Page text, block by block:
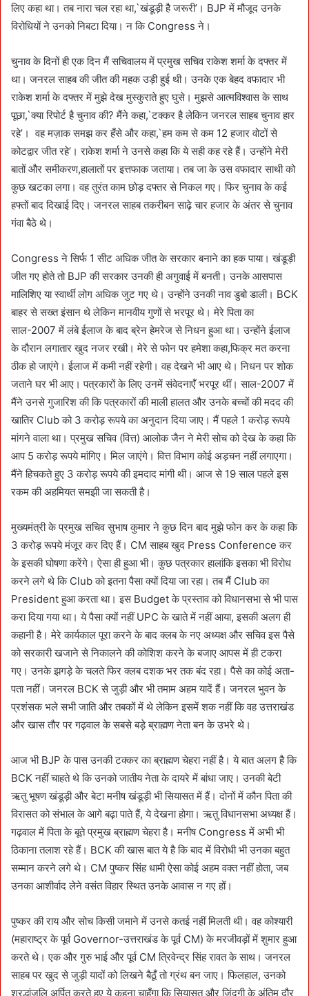
लिए कहा था। तब नारा चल रहा था,`खंडूड़ी है जरूरी’। BJP में मौजूद उनके
विरोधियों ने उनको निबटा दिया। न कि Congress ने।
चुनाव के दिनों ही एक दिन मैं सचिवालय में प्रमुख सचिव राकेश शर्मा के दफ्तर में
था। जनरल साहब की जीत की महक उड़ी हुई थी। उनके एक बेहद वफादार भी
राकेश शर्मा के दफ्तर में मुझे देख मुस्कुराते हुए घुसे। मुझसे आत्मविश्वास के साथ
पूछा,`क्या रिपोर्ट है चुनाव की? मैंने कहा,`टक्कर है लेकिन जनरल साहब चुनाव हार
रहे’। वह मज़ाक समझ कर हँसे और कहा,`हम कम से कम 12 हजार वोटों से
कोटद्वार जीत रहे’। राकेश शर्मा ने उनसे कहा कि ये सही कह रहे हैं। उन्होंने मेरी
बातों और समीकरण,हालातों पर इत्तफाक जताया। तब जा के उस वफादार साथी को
कुछ खटका लगा। वह तुरंत काम छोड़ दफ्तर से निकल गए। फिर चुनाव के कई
हफ्तों बाद दिखाई दिए। जनरल साहब तकरीबन साढ़े चार हजार के अंतर से चुनाव
गंवा बैठे थे।
Congress ने सिर्फ 1 सीट अधिक जीत के सरकार बनाने का हक पाया। खंडूड़ी
जीत गए होते तो BJP की सरकार उनकी ही अगुवाई में बनती। उनके आसपास
मालिशिए या स्वार्थी लोग अधिक जुट गए थे। उन्होंने उनकी नाव डुबो डाली। BCK
बाहर से सख्त इंसान थे लेकिन मानवीय गुणों से भरपूर थे। मेरे पिता का
साल-2007 में लंबे ईलाज के बाद ब्रेन हेमरेज से निधन हुआ था। उन्होंने ईलाज
के दौरान लगातार खुद नजर रखी। मेरे से फोन पर हमेशा कहा,फिक्र मत करना
ठीक हो जाएंगे। ईलाज में कमी नहीं रहेगी। वह देखने भी आए थे। निधन पर शोक
जताने घर भी आए। पत्रकारों के लिए उनमें संवेदनाएँ भरपूर थीं। साल-2007 में
मैंने उनसे गुजारिश की कि पत्रकारों की माली हालत और उनके बच्चों की मदद की
खातिर Club को 3 करोड़ रूपये का अनुदान दिया जाए। मैं पहले 1 करोड़ रूपये
मांगने वाला था। प्रमुख सचिव (वित्त) आलोक जैन ने मेरी सोच को देख के कहा कि
आप 5 करोड़ रूपये मांगिए। मिल जाएंगे। वित्त विभाग कोई अड़चन नहीं लगाएगा।
मैंने हिचकते हुए 3 करोड़ रूपये की इमदाद मांगी थी। आज से 19 साल पहले इस
रकम की अहमियत समझी जा सकती है।
मुख्यमंत्री के प्रमुख सचिव सुभाष कुमार ने कुछ दिन बाद मुझे फोन कर के कहा कि
3 करोड़ रूपये मंजूर कर दिए हैं। CM साहब खुद Press Conference कर
के इसकी घोषणा करेंगे। ऐसा ही हुआ भी। कुछ पत्रकार हालांकि इसका भी विरोध
करने लगे थे कि Club को इतना पैसा क्यों दिया जा रहा। तब मैं Club का
President हुआ करता था। इस Budget के प्रस्ताव को विधानसभा से भी पास
करा दिया गया था। ये पैसा क्यों नहीं UPC के खाते में नहीं आया, इसकी अलग ही
कहानी है। मेरे कार्यकाल पूरा करने के बाद क्लब के नए अध्यक्ष और सचिव इस पैसे
को सरकारी खजाने से निकालने की कोशिश करने के बजाए आपस में ही टकरा
गए। उनके झगड़े के चलते फिर क्लब दशक भर तक बंद रहा। पैसे का कोई अता-
पता नहीं। जनरल BCK से जुड़ी और भी तमाम अहम यादें हैं। जनरल भुवन के
प्रशंसक भले सभी जाति और तबकों में थे लेकिन इसमें शक नहीं कि वह उत्तराखंड
और खास तौर पर गढ़वाल के सबसे बड़े ब्राह्मण नेता बन के उभरे थे।
आज भी BJP के पास उनकी टक्कर का ब्राह्मण चेहरा नहीं है। ये बात अलग है कि
BCK नहीं चाहते थे कि उनको जातीय नेता के दायरे में बांधा जाए। उनकी बेटी
ऋतु भूषण खंडूड़ी और बेटा मनीष खंडूड़ी भी सियासत में हैं। दोनों में कौन पिता की
विरासत को संभाल के आगे बढ़ा पाते हैं, ये देखना होगा। ऋतु विधानसभा अध्यक्ष हैं।
गढ़वाल में पिता के बूते प्रमुख ब्राह्मण चेहरा है। मनीष Congress में अभी भी
ठिकाना तलाश रहे हैं। BCK की खास बात ये है कि बाद में विरोधी भी उनका बहुत
सम्मान करने लगे थे। CM पुष्कर सिंह धामी ऐसा कोई अहम वक्त नहीं होता, जब
उनका आशीर्वाद लेने वसंत विहार स्थित उनके आवास न गए हों।
पुष्कर की राय और सोच किसी जमाने में उनसे कतई नहीं मिलती थी। वह कोश्यारी
(महाराष्ट्र के पूर्व Governor-उत्तराखंड के पूर्व CM) के मरजीवड़ों में शुमार हुआ
करते थे। एक और गुरु भाई और पूर्व CM त्रिवेन्द्र सिंह रावत के साथ। जनरल
साहब पर खुद से जुड़ी यादों को लिखने बैठूँ तो ग्रंथ बन जाए। फिलहाल, उनको
श्रद्धांजलि अर्पित करते हुए ये कहना चाहूँगा कि सियासत और जिंदगी के अंतिम दौर